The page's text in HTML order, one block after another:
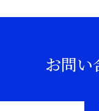
お問い